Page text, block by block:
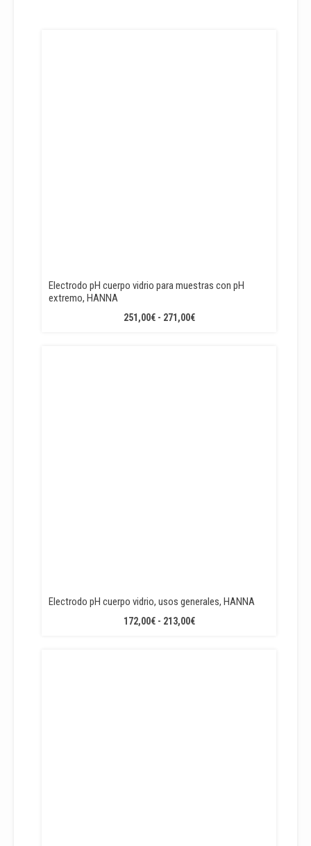
Electrodo pH cuerpo vidrio para muestras con pH
extremo, HANNA
251,00€ - 271,00€RANGO
Electrodo pH cuerpo vidrio, usos generales, HANNA
172,00€ - 213,00€RANGO